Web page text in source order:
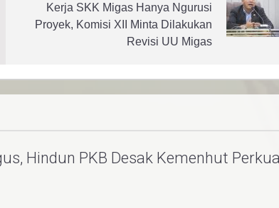
Kerja SKK Migas Hanya Ngurusi
Proyek, Komisi XII Minta Dilakukan
Revisi UU Migas
Hindun PKB Desak Kemenhut